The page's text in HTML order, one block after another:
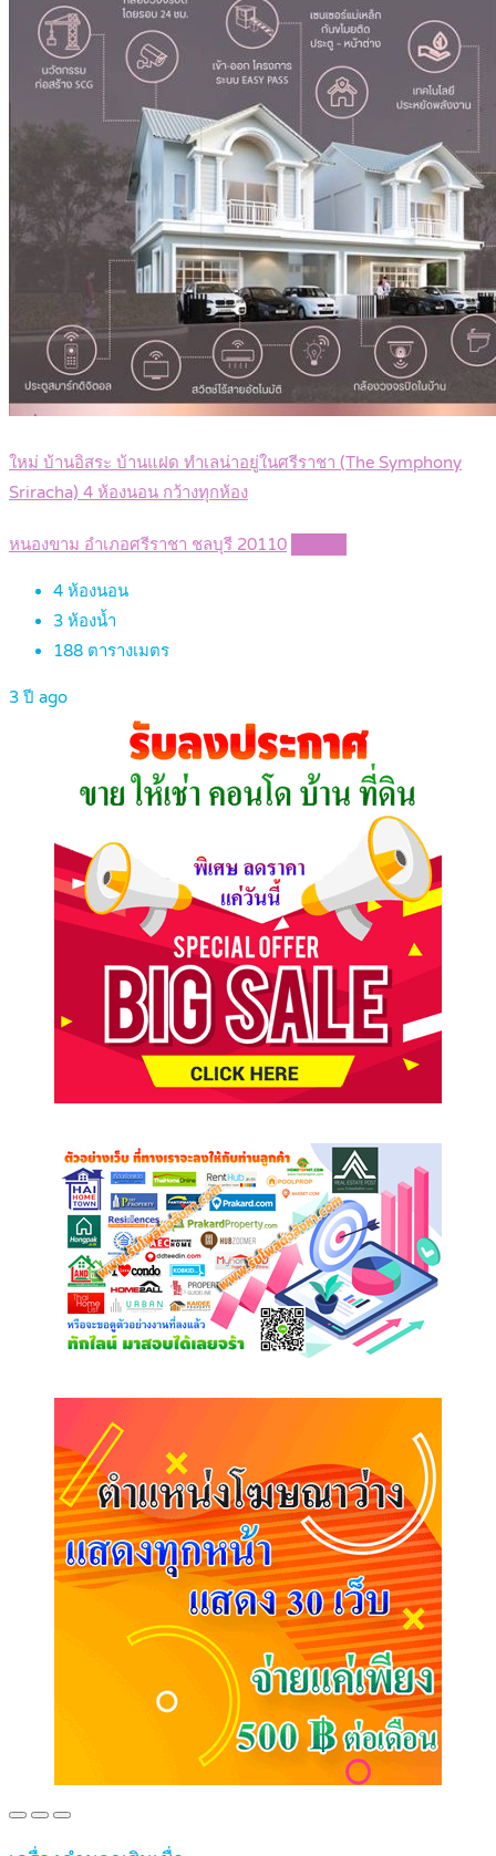
ใหม่ บ้านอิสระ บ้านแฝด ทำเลน่าอยู่ในศรีราชา (The Symphony
Sriracha) 4 ห้องนอน กว้างทุกห้อง
หนองขาม อำเภอศรีราชา ชลบุรี 20110
4 ห้องนอน
3 ห้องน้ำ
188 ตารางเมตร
3 ปี ago